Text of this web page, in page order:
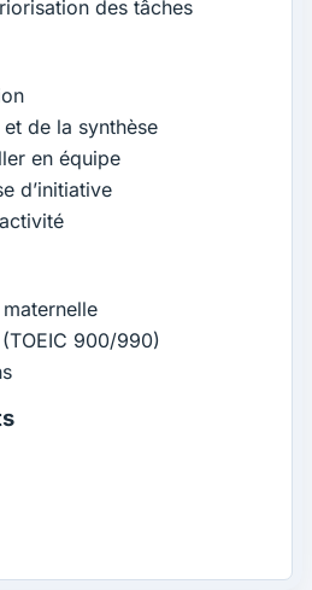
des tâches
et de la synthèse
en équipe
d’initiative
900/990)